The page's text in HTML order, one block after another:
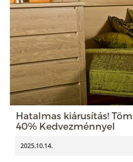
Hatalmas kiárusítás!
40% Kedvezménnyel
2025.10.14.